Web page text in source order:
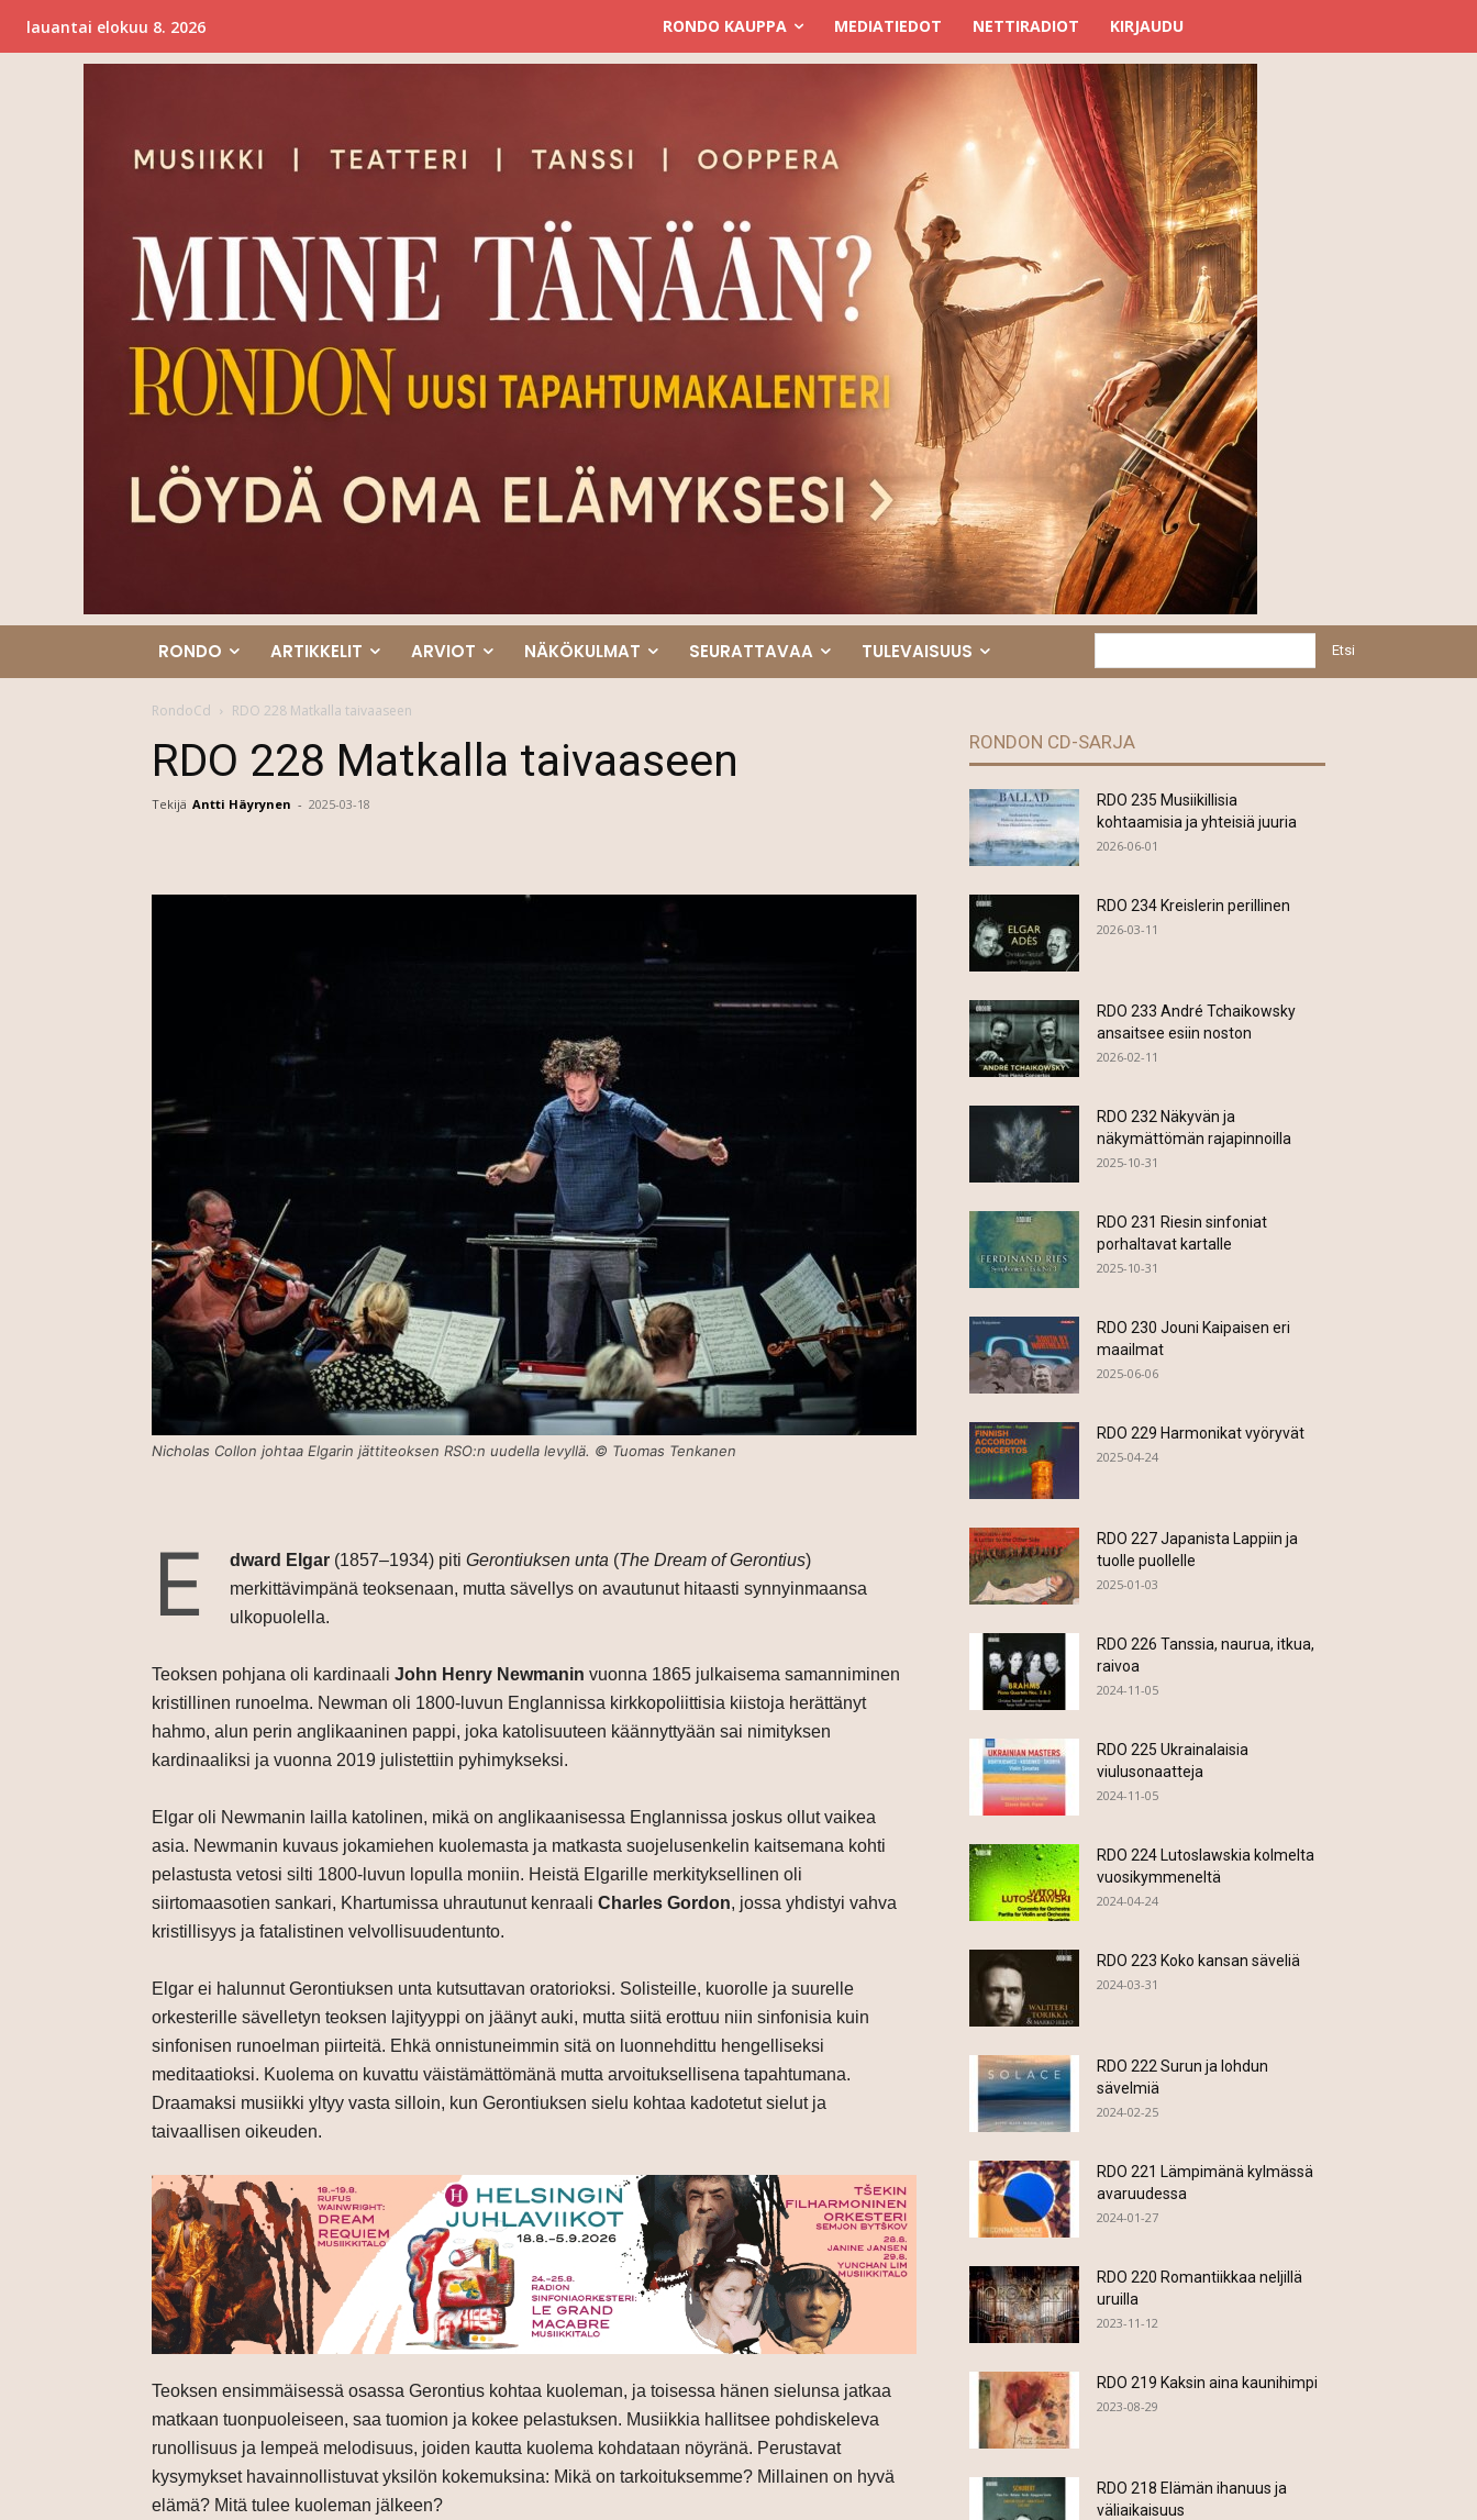
lauantai elokuu 8. 2026 RONDO KAUPPA MEDIATIEDOT NETTIRADIOT KIRJAUDU
RONDO ARTIKKELIT ARVIOT NÄKÖKULMAT SEURATTAVAA TULEVAISUUS Etsi
RondoCd RDO 228 Matkalla taivaaseen
RDO 228 Matkalla taivaaseen
Tekijä Antti Häyrynen - 2025-03-18
Nicholas Collon johtaa Elgarin jättiteoksen RSO:n uudella levyllä. © Tuomas Tenkanen
E dward Elgar (1857–1934) piti Gerontiuksen unta (The Dream of Gerontius)
merkittävimpänä teoksenaan, mutta sävellys on avautunut hitaasti synnyinmaansa
ulkopuolella.
Teoksen pohjana oli kardinaali John Henry Newmanin vuonna 1865 julkaisema samanniminen
kristillinen runoelma. Newman oli 1800-luvun Englannissa kirkkopoliittisia kiistoja herättänyt
hahmo, alun perin anglikaaninen pappi, joka katolisuuteen käännyttyään sai nimityksen
kardinaaliksi ja vuonna 2019 julistettiin pyhimykseksi.
Elgar oli Newmanin lailla katolinen, mikä on anglikaanisessa Englannissa joskus ollut vaikea
asia. Newmanin kuvaus jokamiehen kuolemasta ja matkasta suojelusenkelin kaitsemana kohti
pelastusta vetosi silti 1800-luvun lopulla moniin. Heistä Elgarille merkityksellinen oli
siirtomaasotien sankari, Khartumissa uhrautunut kenraali Charles Gordon, jossa yhdistyi vahva
kristillisyys ja fatalistinen velvollisuudentunto.
Elgar ei halunnut Gerontiuksen unta kutsuttavan oratorioksi. Solisteille, kuorolle ja suurelle
orkesterille sävelletyn teoksen lajityyppi on jäänyt auki, mutta siitä erottuu niin sinfonisia kuin
sinfonisen runoelman piirteitä. Ehkä onnistuneimmin sitä on luonnehdittu hengelliseksi
meditaatioksi. Kuolema on kuvattu väistämättömänä mutta arvoituksellisena tapahtumana.
Draamaksi musiikki yltyy vasta silloin, kun Gerontiuksen sielu kohtaa kadotetut sielut ja
taivaallisen oikeuden.
Teoksen ensimmäisessä osassa Gerontius kohtaa kuoleman, ja toisessa hänen sielunsa jatkaa
matkaan tuonpuoleiseen, saa tuomion ja kokee pelastuksen. Musiikkia hallitsee pohdiskeleva
runollisuus ja lempeä melodisuus, joiden kautta kuolema kohdataan nöyränä. Perustavat
kysymykset havainnollistuvat yksilön kokemuksina: Mikä on tarkoituksemme? Millainen on hyvä
elämä? Mitä tulee kuoleman jälkeen?
RONDON CD-SARJA
RDO 235 Musiikillisia
kohtaamisia ja yhteisiä juuria
2026-06-01
RDO 234 Kreislerin perillinen
2026-03-11
RDO 233 André Tchaikowsky
ansaitsee esiin noston
2026-02-11
RDO 232 Näkyvän ja
näkymättömän rajapinnoilla
2025-10-31
RDO 231 Riesin sinfoniat
porhaltavat kartalle
2025-10-31
RDO 230 Jouni Kaipaisen eri
maailmat
2025-06-06
RDO 229 Harmonikat vyöryvät
2025-04-24
RDO 227 Japanista Lappiin ja
tuolle puollelle
2025-01-03
RDO 226 Tanssia, naurua, itkua,
raivoa
2024-11-05
RDO 225 Ukrainalaisia
viulusonaatteja
2024-11-05
RDO 224 Lutoslawskia kolmelta
vuosikymmeneltä
2024-04-24
RDO 223 Koko kansan säveliä
2024-03-31
RDO 222 Surun ja lohdun
sävelmiä
2024-02-25
RDO 221 Lämpimänä kylmässä
avaruudessa
2024-01-27
RDO 220 Romantiikkaa neljillä
uruilla
2023-11-12
RDO 219 Kaksin aina kaunihimpi
2023-08-29
RDO 218 Elämän ihanuus ja
väliaikaisuus